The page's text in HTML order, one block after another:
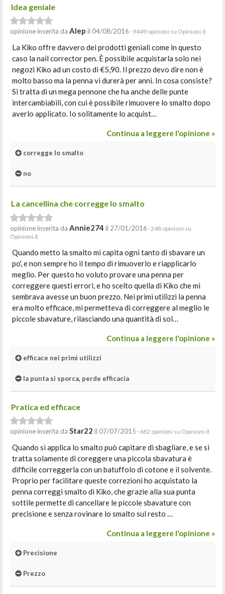
Idea geniale
opinione inserita da Alep il 04/08/2016 · 9449 opinioni su Opinioni.it
La Kiko offre davvero dei prodotti geniali come in questo
caso la nail corrector pen. È possibile acquistarla solo nei
negozi Kiko ad un costo di €5,90. Il prezzo devo dire non è
molto basso ma la penna vi durerà per anni. In cosa consiste?
Si tratta di un mega pennone che ha anche delle punte
intercambiabili, con cui è possibile rimuovere lo smalto dopo
averlo applicato. Io solitamente lo acquist…
Continua a leggere l'opinione »
corregge lo smalto
no
La cancellina che corregge lo smalto
opinione inserita da Annie274 il 27/01/2016 · 248 opinioni su
Opinioni.it
Quando metto la smalto mi capita ogni tanto di sbavare un
po', e non sempre ho il tempo di rimuoverlo e riapplicarlo
meglio. Per questo ho voluto provare una penna per
correggere questi errori, e ho scelto quella di Kiko che mi
sembrava avesse un buon prezzo. Nei primi utilizzi la penna
era molto efficace, mi permetteva di correggere al meglio le
piccole sbavature, rilasciando una quantità di sol…
Continua a leggere l'opinione »
efficace nei primi utilizzi
la punta si sporca, perde efficacia
Pratica ed efficace
opinione inserita da Star22 il 07/07/2015 · 682 opinioni su Opinioni.it
Quando si applica lo smalto può capitare di sbagliare, e se si
tratta solamente di coreggere una piccola sbavatura è
difficile correggerla con un batuffolo di cotone e il solvente.
Proprio per facilitare queste correzioni ho acquistato la
penna correggi smalto di Kiko, che grazie alla sua punta
sottile permette di cancellare le piccole sbavature con
precisione e senza rovinare lo smalto sul resto …
Continua a leggere l'opinione »
Precisione
Prezzo